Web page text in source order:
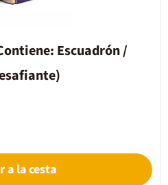
Escuadrón /
a la cesta